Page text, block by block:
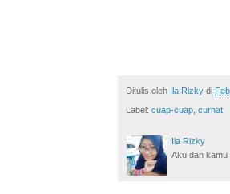
Ditulis oleh Ila Rizky di
Label: cuap-cuap curhat
Ila Rizky
Aku dan kamu